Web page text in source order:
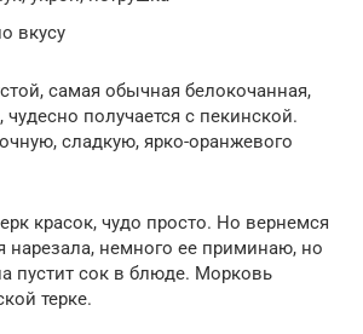
вкусу
самая обычная белокочанная,
чудесно получается с пекинской.
сладкую, ярко-оранжевого
красок, чудо просто. Но вернемся
нарезала, немного ее приминаю, но
пустит сок в блюде. Морковь
терке.